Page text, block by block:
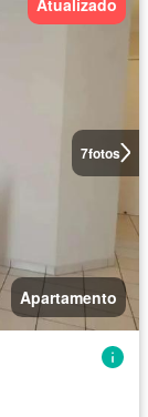
7fotos
Apartamento